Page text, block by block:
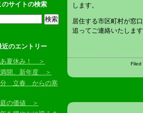
します。
居住する市区町村が窓
追ってご連絡いたしま
のサイトの検索
近のエントリー
夏休み！ ＞
開、新年度 ＞
立春 からの寒
の価値 ＞